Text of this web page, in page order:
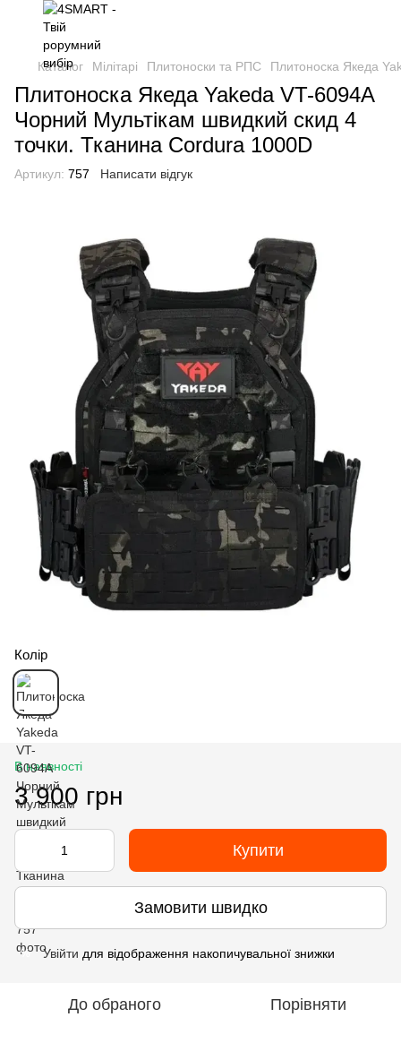
Каталог Мілітарі Плитоноски та РПС Плитоноска Якеда
Плитоноска Якеда Yakeda VT-6094A
Чорний Мультікам швидкий скид 4
точки. Тканина Cordura 1000D
Артикул: 757 Написати відгук
Колір
В наявності
3 900 грн
Купити
Замовити швидко
% Увійти для відображення накопичувальної знижки
До обраного Порівняти